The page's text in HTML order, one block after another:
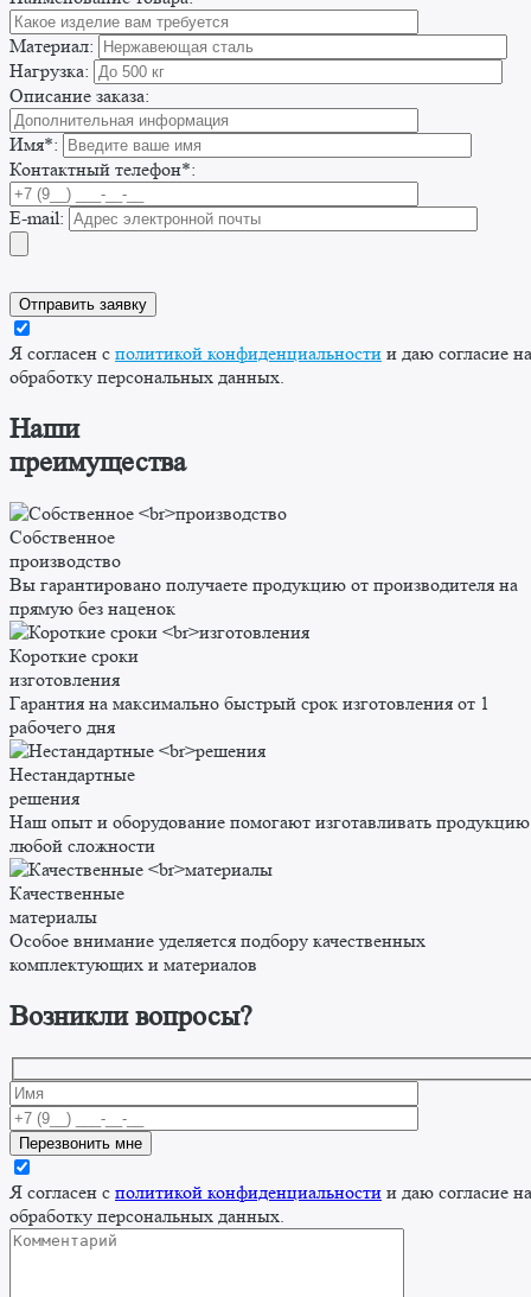
Материал:
Нагрузка:
Описание заказа:
Имя*:
Контактный телефон*:
E-mail:
Я согласен с политикой конфиденциальности и даю согласие на
обработку персональных данных.
Наши
преимущества
Собственное
производство
Вы гарантировано получаете продукцию от производителя на
прямую без наценок
Короткие сроки
изготовления
Гарантия на максимально быстрый срок изготовления от 1
рабочего дня
Нестандартные
решения
Наш опыт и оборудование помогают изготавливать продукцию
любой сложности
Качественные
материалы
Особое внимание уделяется подбору качественных
комплектующих и материалов
Возникли вопросы?
Я согласен с политикой конфиденциальности и даю согласие на
обработку персональных данных.